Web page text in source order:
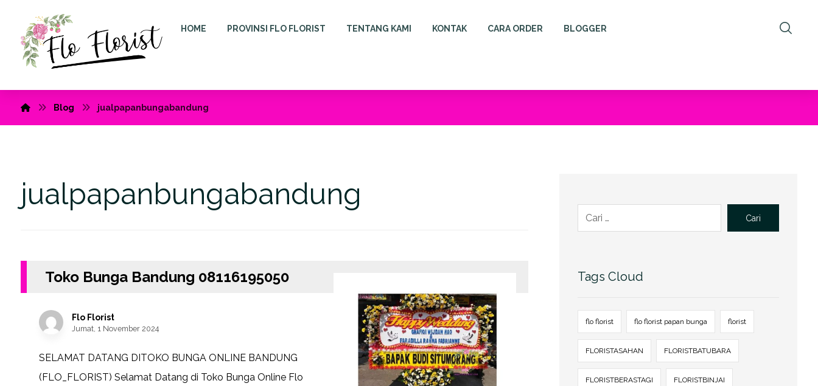
HOME PROVINSI FLO FLORIST TENTANG KAMI KONTAK CARA ORDER BLOGGER
Blog jualpapanbungabandung
jualpapanbungabandung
Toko Bunga Bandung 08116195050
Flo Florist
Jumat, 1 November 2024
SELAMAT DATANG DITOKO BUNGA ONLINE BANDUNG
(FLO_FLORIST) Selamat Datang di Toko Bunga Online Flo
Cari
Tags Cloud
flo florist flo florist papan bunga florist
FLORISTASAHAN FLORISTBATUBARA
FLORISTBERASTAGI FLORISTBINJAI